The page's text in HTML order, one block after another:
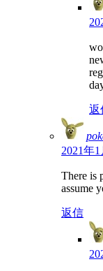
返
2021年
There is
assume
返信